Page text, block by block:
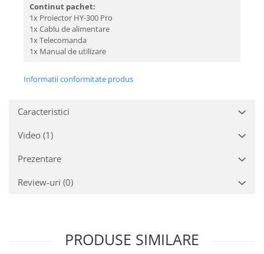
Continut pachet:
1x Proiector HY-300 Pro
1x Cablu de alimentare
1x Telecomanda
1x Manual de utilizare
Informatii conformitate produs
Caracteristici
Video (1)
Prezentare
Review-uri (0)
PRODUSE SIMILARE